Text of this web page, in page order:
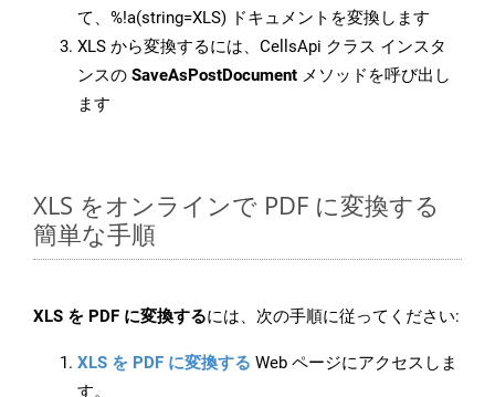
て、%!a(string=XLS) ドキュメントを変換します
XLS から変換するには、CellsApi クラス インスタ
ンスの SaveAsPostDocument メソッドを呼び出し
ます
XLS をオンラインで PDF に変換する
簡単な手順
XLS を PDF に変換するには、次の手順に従ってください:
XLS を PDF に変換する Web ページにアクセスしま
す。